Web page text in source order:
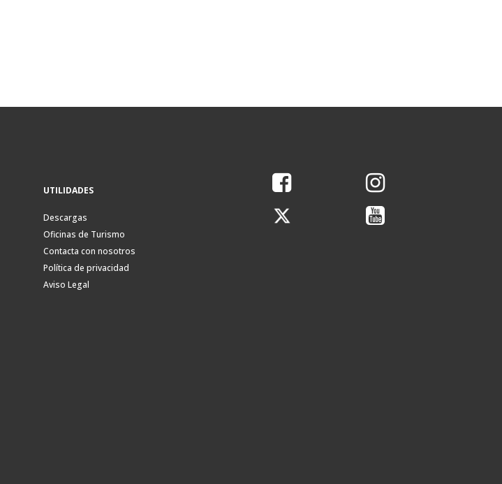
UTILIDADES
Descargas
Oficinas de Turismo
Contacta con nosotros
Política de privacidad
Aviso Legal